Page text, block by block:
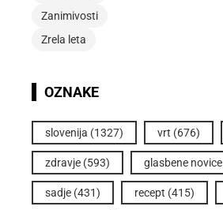
Zanimivosti
Zrela leta
OZNAKE
slovenija (1327) vrt (676)
zdravje (593) glasbene novice
sadje (431) recept (415)